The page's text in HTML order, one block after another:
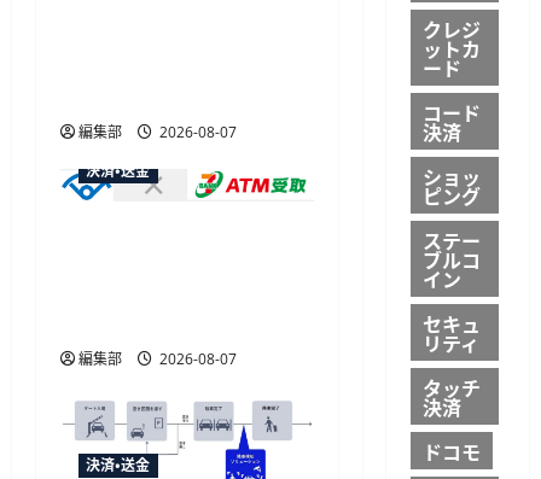
編集部
2026-08-07
決済・送金
編集部 2026-08-07
決済・送金
クレジ
ットカ
ード
コード
決済
ショッ
ピング
ステー
ブルコ
イン
セキュ
リティ
タッチ
決済
ドコモ